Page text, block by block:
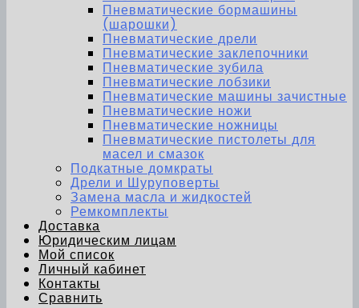
Пневматические бормашины
(шарошки)
Пневматические дрели
Пневматические заклепочники
Пневматические зубила
Пневматические лобзики
Пневматические машины зачистные
Пневматические ножи
Пневматические ножницы
Пневматические пистолеты для
масел и смазок
Подкатные домкраты
Дрели и Шуруповерты
Замена масла и жидкостей
Ремкомплекты
Доставка
Юридическим лицам
Мой список
Личный кабинет
Контакты
Сравнить